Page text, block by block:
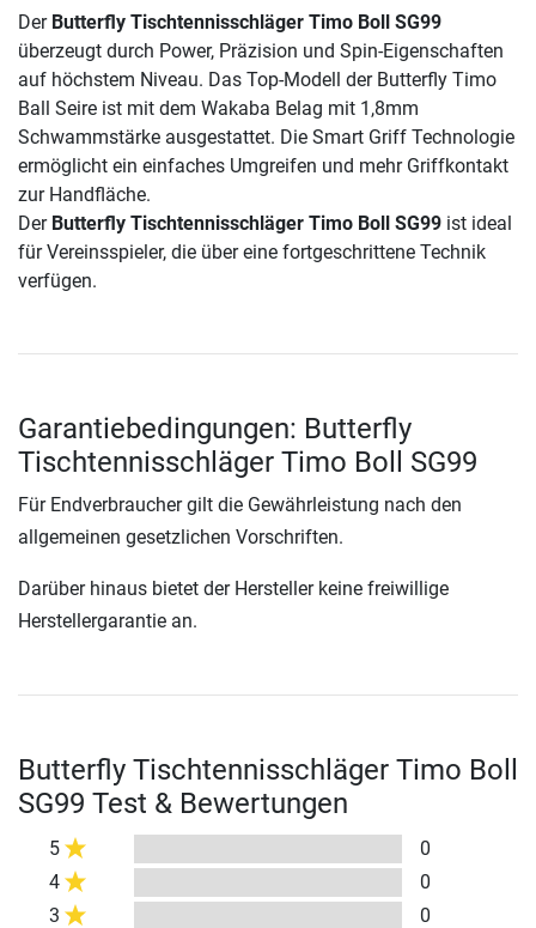
Der Butterfly Tischtennisschläger Timo Boll SG99
überzeugt durch Power, Präzision und Spin-Eigenschaften
auf höchstem Niveau. Das Top-Modell der Butterfly Timo
Ball Seire ist mit dem Wakaba Belag mit 1,8mm
Schwammstärke ausgestattet. Die Smart Griff Technologie
ermöglicht ein einfaches Umgreifen und mehr Griffkontakt
zur Handfläche.
Der Butterfly Tischtennisschläger Timo Boll SG99 ist ideal
für Vereinsspieler, die über eine fortgeschrittene Technik
verfügen.
Garantiebedingungen: Butterfly
Tischtennisschläger Timo Boll SG99
Für Endverbraucher gilt die Gewährleistung nach den
allgemeinen gesetzlichen Vorschriften.
Darüber hinaus bietet der Hersteller keine freiwillige
Herstellergarantie an.
Butterfly Tischtennisschläger Timo Boll
SG99 Test & Bewertungen
5
0
4
0
3
0